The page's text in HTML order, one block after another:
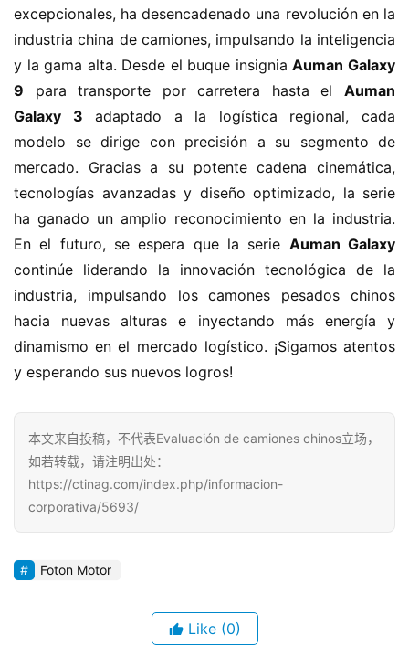
excepcionales, ha desencadenado una revolución en la
industria china de camiones, impulsando la inteligencia
y la gama alta. Desde el buque insignia ​​Auman Galaxy
9​ ​ para transporte por carretera hasta el ​ ​Auman
Galaxy 3​ ​ adaptado a la logística regional, cada
modelo se dirige con precisión a su segmento de
mercado. Gracias a su potente cadena cinemática,
tecnologías avanzadas y diseño optimizado, la serie
ha ganado un amplio reconocimiento en la industria.
En el futuro, se espera que la serie ​ ​Auman Galaxy​
continúe liderando la innovación tecnológica de la
industria, impulsando los camones pesados chinos
hacia nuevas alturas e inyectando más energía y
dinamismo en el mercado logístico. ¡Sigamos atentos
y esperando sus nuevos logros!
本文来自投稿，不代表Evaluación de camiones chinos立场，
如若转载，请注明出处：
https://ctinag.com/index.php/informacion-
corporativa/5693/
Foton Motor
Like (0)